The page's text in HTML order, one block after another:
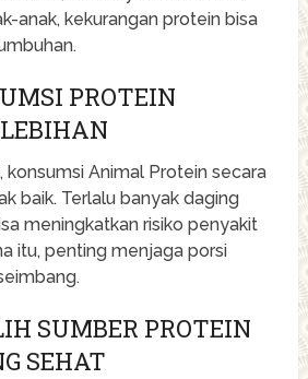
anak, kekurangan protein bisa
PROTEIN
Animal Protein secara
baik. Terlalu banyak daging
meningkatkan risiko penyakit
itu, penting menjaga porsi
SUMBER PROTEIN
SEHAT